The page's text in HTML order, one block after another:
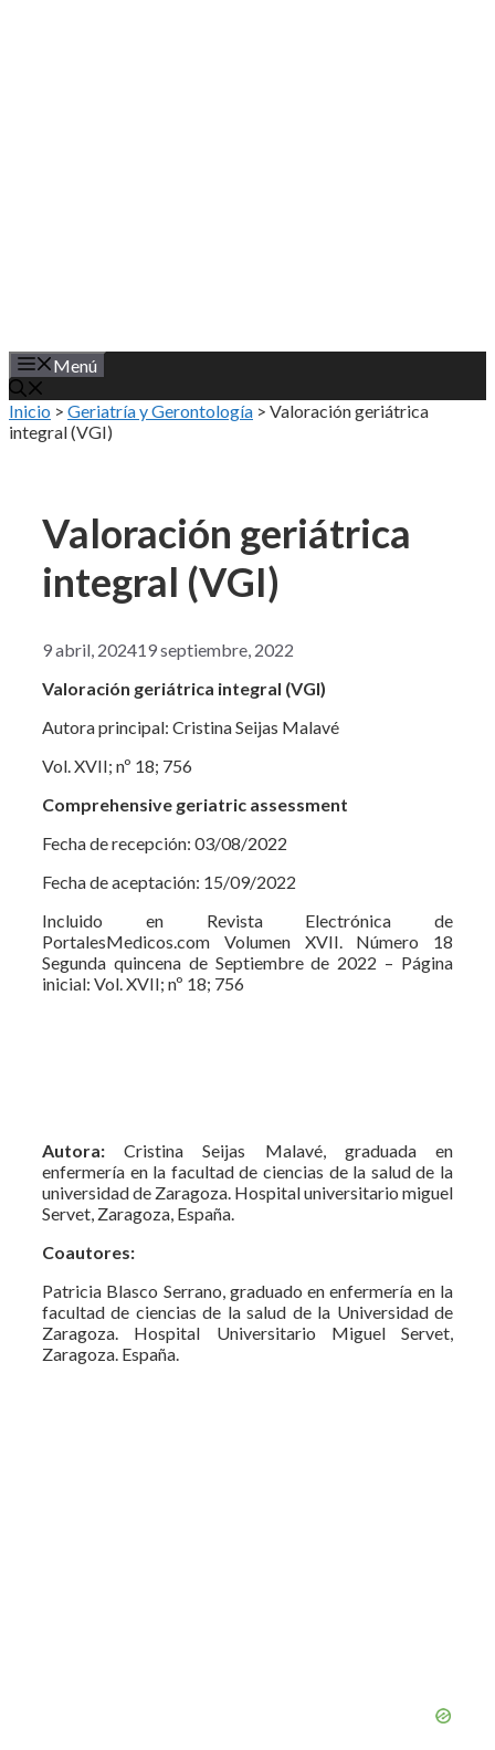
Menú
Inicio > Geriatría y Gerontología > Valoración geriátrica
integral (VGI)
Valoración geriátrica
integral (VGI)
9 abril, 202419 septiembre, 2022
Valoración geriátrica integral (VGI)
Autora principal: Cristina Seijas Malavé
Vol. XVII; nº 18; 756
Comprehensive geriatric assessment
Fecha de recepción: 03/08/2022
Fecha de aceptación: 15/09/2022
Incluido en Revista Electrónica de
PortalesMedicos.com Volumen XVII. Número 18
Segunda quincena de Septiembre de 2022 – Página
inicial: Vol. XVII; nº 18; 756
Autora: Cristina Seijas Malavé, graduada en
enfermería en la facultad de ciencias de la salud de la
universidad de Zaragoza. Hospital universitario miguel
Servet, Zaragoza, España.
Coautores:
Patricia Blasco Serrano, graduado en enfermería en la
facultad de ciencias de la salud de la Universidad de
Zaragoza. Hospital Universitario Miguel Servet,
Zaragoza. España.